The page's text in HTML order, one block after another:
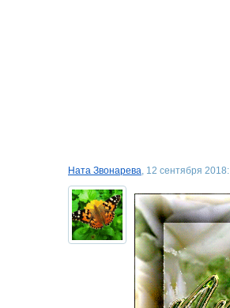
Ната Звонарева, 12 сентября 2018: